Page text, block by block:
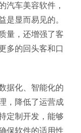
汽车美容软件，
是显而易见的。
量，还增强了客
多的回头客和口
据化、智能化的
，降低了运营成
定制开发，能够
保软件的适用性